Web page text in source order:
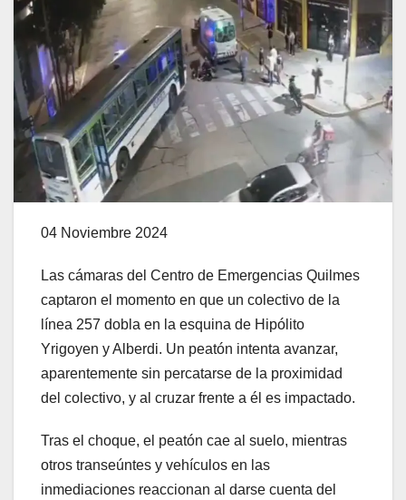
04 Noviembre 2024
Las cámaras del Centro de Emergencias Quilmes
captaron el momento en que un colectivo de la
línea 257 dobla en la esquina de Hipólito
Yrigoyen y Alberdi. Un peatón intenta avanzar,
aparentemente sin percatarse de la proximidad
del colectivo, y al cruzar frente a él es impactado.
Tras el choque, el peatón cae al suelo, mientras
otros transeúntes y vehículos en las
inmediaciones reaccionan al darse cuenta del